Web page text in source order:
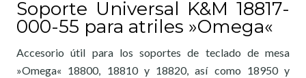
Soporte Universal K&M 18817-
000-55 para atriles »Omega«
Accesorio útil para los soportes de teclado de mesa
»Omega« 18800, 18810 y 18820, así como 18950 y